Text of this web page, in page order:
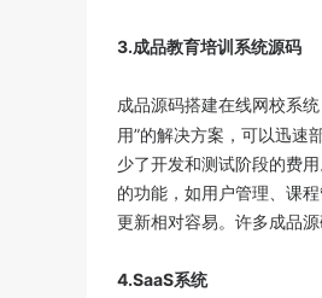
3.成品教育培训系统源码
成品源码搭建在线网校系
用”的解决方案，可以迅速
少了开发和测试阶段的费
的功能，如用户管理、课
更新相对容易。许多成品
4.SaaS系统